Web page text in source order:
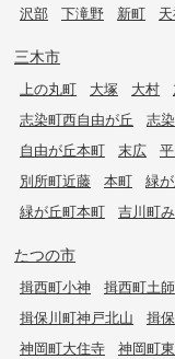
沢部
下滝野 新町
三木市
上の丸町 大塚 大村
志染町西自由が丘
志
自由が丘本町
末広
別所町近藤
本町 緑
緑が丘町本町
吉川町
たつの市
揖西町小神 揖西町土師
揖保川町神戸北山
揖
神岡町大住寺
神岡町